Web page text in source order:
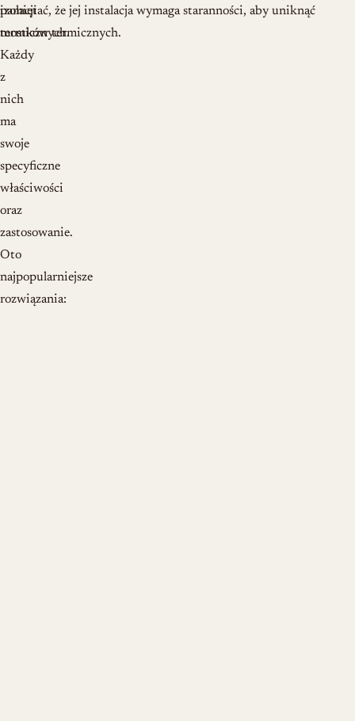
izolacji
termicznych.
Każdy
z
nich
ma
swoje
specyficzne
właściwości
oraz
zastosowanie.
Oto
najpopularniejsze
rozwiązania:
pamiętać, że jej instalacja wymaga staranności, aby uniknąć
mostków termicznych.